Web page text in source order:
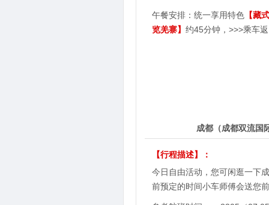
午餐安排：统一享用特色 【藏
览羌寨】 约45分钟，>>>乘车
成都（成都双流国
【行程描述】：
今日自由活动，您可闲逛一下
前预定的时间小车师傅会送您